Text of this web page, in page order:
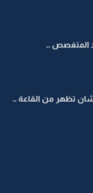
المتغصص ..
تظهر من القاعة ..